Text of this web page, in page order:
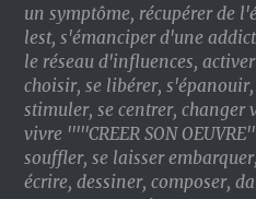
un symptôme, récupérer de
lest, s'émanciper d'une
le réseau d'influences, activer
choisir, se libérer,
stimuler, se centrer, changer
vivre '''''CREER SON
souffler, se laisser
écrire, dessiner, composer,